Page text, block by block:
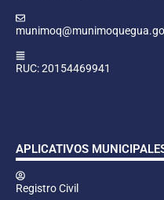
RUC: 20154469941
APLICATIVOS
Registro Civil